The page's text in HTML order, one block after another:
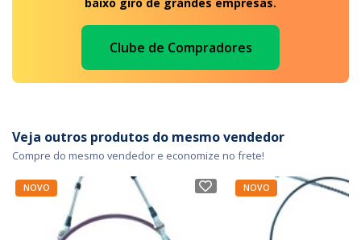
Clube de Compradores
Veja outros produtos do mesmo vendedor
Compre do mesmo vendedor e economize no frete!
NOVO NOVO